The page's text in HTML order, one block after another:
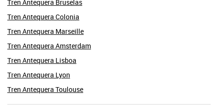
Tren Antequera Bruselas
Tren Antequera Colonia
Tren Antequera Marseille
Tren Antequera Amsterdam
Tren Antequera Lisboa
Tren Antequera Lyon
Tren Antequera Toulouse